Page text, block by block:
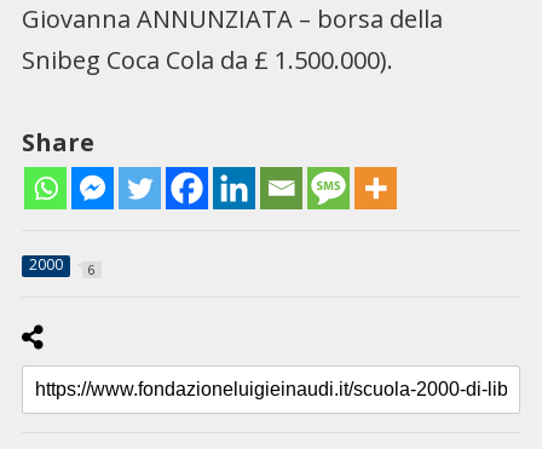
Giovanna ANNUNZIATA – borsa della
Snibeg Coca Cola da £ 1.500.000).
Share
2000 6